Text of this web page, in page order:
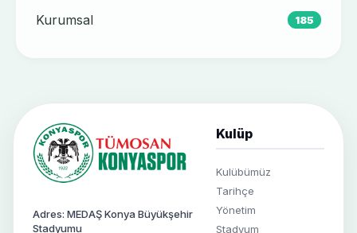
Kurumsal 185
Adres: MEDAŞ Konya Büyükşehir
Stadyumu
Kulüp
Kulübümüz
Tarihçe
Yönetim
Stadyum